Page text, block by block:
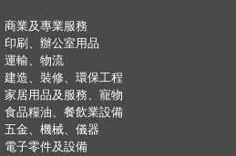
商業及專業服務
印刷、辦公室用品
運輸、物流
建造、裝修、環保工程
家居用品及服務、寵物
食品糧油、餐飲業設備
五金、機械、儀器
電子零件及設備